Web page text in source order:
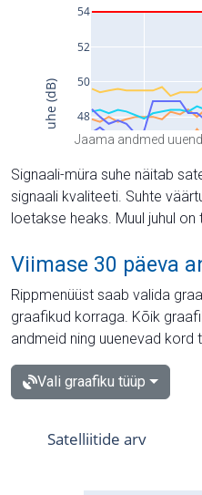
Jaama andmed
Signaali-müra suhe näitab
signaali kvaliteeti. Suhte
loetakse heaks. Muul juhul on
Viimase 30 päeva
Rippmenüüst saab valida
graafikud korraga. Kõik
andmeid ning uuenevad kord
Vali graafiku tüüp
Satelliitide arv